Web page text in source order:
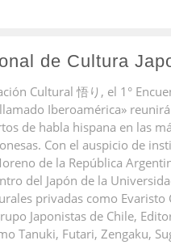
de Cultura
Cultural 悟り, el 1°
Iberoamérica»
de habla hispana en las
Con el auspicio de
de la República
del Japón de la
privadas como Evaristo
Japonistas de Chile,
Tanuki, Futari, Zengaku,